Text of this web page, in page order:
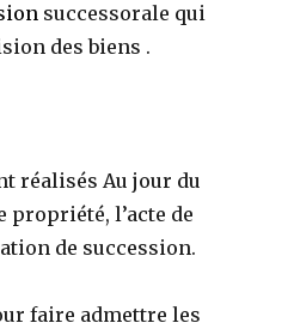
successorale qui
des biens .
réalisés Au jour du
propriété, l’acte de
de succession.
faire admettre les